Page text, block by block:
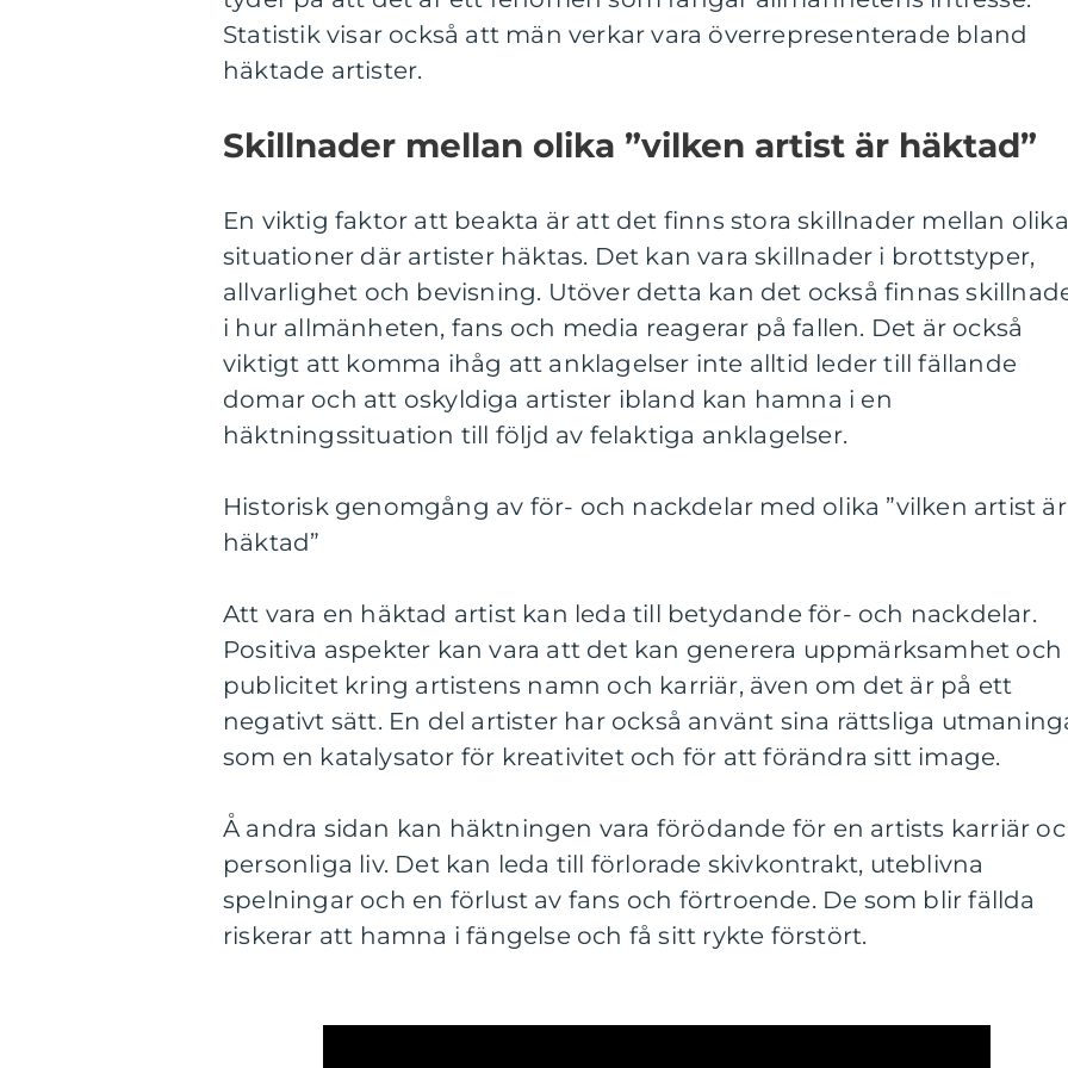
Statistik visar också att män verkar vara överrepresenterade bland
häktade artister.
Skillnader mellan olika ”vilken artist är häktad”
En viktig faktor att beakta är att det finns stora skillnader mellan olika
situationer där artister häktas. Det kan vara skillnader i brottstyper,
allvarlighet och bevisning. Utöver detta kan det också finnas
i hur allmänheten, fans och media reagerar på fallen. Det är också
viktigt att komma ihåg att anklagelser inte alltid leder till fällande
domar och att oskyldiga artister ibland kan hamna i en
häktningssituation till följd av felaktiga anklagelser.
Historisk genomgång av för- och nackdelar med olika ”vilken artist är
häktad”
Att vara en häktad artist kan leda till betydande för- och nackdelar.
Positiva aspekter kan vara att det kan generera uppmärksamhet och
publicitet kring artistens namn och karriär, även om det är på ett
negativt sätt. En del artister har också använt sina rättsliga
som en katalysator för kreativitet och för att förändra sitt image.
Å andra sidan kan häktningen vara förödande för en artists karriär
personliga liv. Det kan leda till förlorade skivkontrakt, uteblivna
spelningar och en förlust av fans och förtroende. De som blir fällda
riskerar att hamna i fängelse och få sitt rykte förstört.